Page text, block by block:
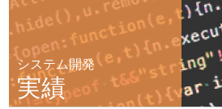
システム開発
実績